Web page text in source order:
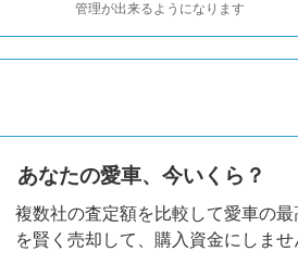
管理が出来るようになります
あなたの愛車、今いくら？
複数社の査定額を比較して愛車の
を賢く売却して、購入資金にしませ